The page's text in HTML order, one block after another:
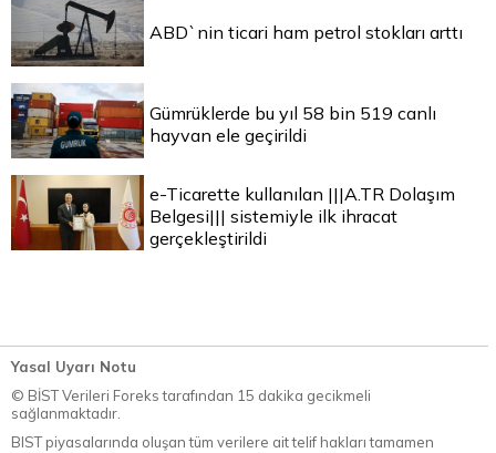
ABD`nin ticari ham petrol stokları arttı
Gümrüklerde bu yıl 58 bin 519 canlı
hayvan ele geçirildi
e-Ticarette kullanılan |||A.TR Dolaşım
Belgesi||| sistemiyle ilk ihracat
gerçekleştirildi
Yasal Uyarı Notu
© BİST Verileri Foreks tarafından 15 dakika gecikmeli
sağlanmaktadır.
BIST piyasalarında oluşan tüm verilere ait telif hakları tamamen